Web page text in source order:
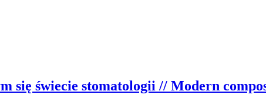
się świecie stomatologii // Modern